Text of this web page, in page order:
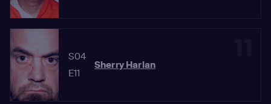
S04
E11
Sherry Harlan